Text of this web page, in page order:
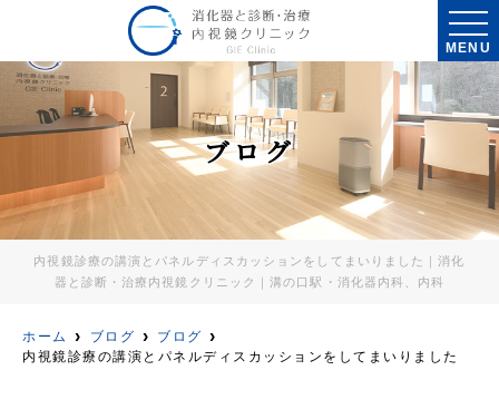
MENU
ブログ
内視鏡診療の講演とパネルディスカッションをしてまいりました｜消化
器と診断・治療内視鏡クリニック｜溝の口駅・消化器内科、内科
ホーム ブログ
ブログ
内視鏡診療の講演とパネルディスカッションをしてまいりました